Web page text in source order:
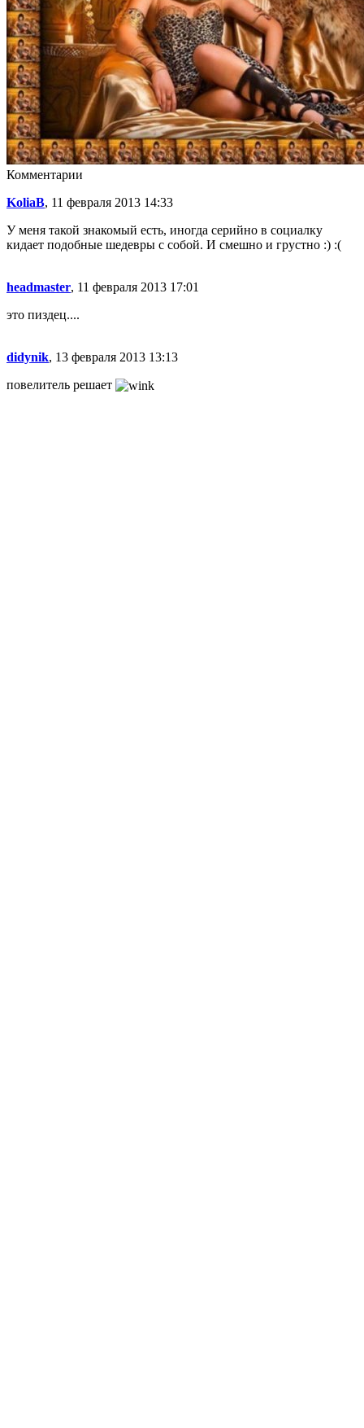
Комментарии
KoliaB, 11 февраля 2013 14:33
У меня такой знакомый есть, иногда серийно в социалку
кидает подобные шедевры с собой. И смешно и грустно :) :(
headmaster, 11 февраля 2013 17:01
это пиздец....
didynik, 13 февраля 2013 13:13
повелитель решает